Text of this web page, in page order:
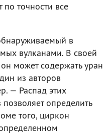
по точности все
в
вулканами. В своей
может содержать уран
из авторов
— Распад этих
определить
того, циркон